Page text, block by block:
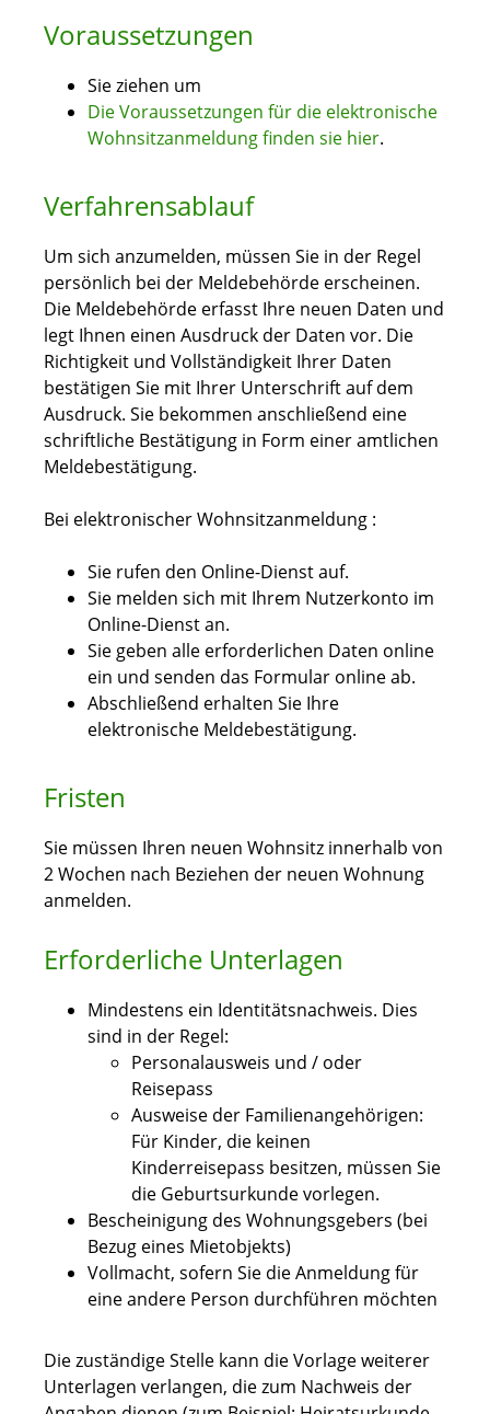
Voraussetzungen
Sie ziehen um
Die Voraussetzungen für die elektronische
Wohnsitzanmeldung finden sie hier.
Verfahrensablauf
Um sich anzumelden, müssen Sie in der Regel
persönlich bei der Meldebehörde erscheinen.
Die Meldebehörde erfasst Ihre neuen Daten und
legt Ihnen einen Ausdruck der Daten vor. Die
Richtigkeit und Vollständigkeit Ihrer Daten
bestätigen Sie mit Ihrer Unterschrift auf dem
Ausdruck. Sie bekommen anschließend eine
schriftliche Bestätigung in Form einer amtlichen
Meldebestätigung.
Bei elektronischer Wohnsitzanmeldung :
Sie rufen den Online-Dienst auf.
Sie melden sich mit Ihrem Nutzerkonto im
Online-Dienst an.
Sie geben alle erforderlichen Daten online
ein und senden das Formular online ab.
Abschließend erhalten Sie Ihre
elektronische Meldebestätigung.
Fristen
Sie müssen Ihren neuen Wohnsitz innerhalb von
2 Wochen nach Beziehen der neuen Wohnung
anmelden.
Erforderliche Unterlagen
Mindestens ein Identitätsnachweis. Dies
sind in der Regel:
Personalausweis und / oder
Reisepass
Ausweise der Familienangehörigen:
Für Kinder, die keinen
Kinderreisepass besitzen, müssen Sie
die Geburtsurkunde vorlegen.
Bescheinigung des Wohnungsgebers (bei
Bezug eines Mietobjekts)
Vollmacht, sofern Sie die Anmeldung für
eine andere Person durchführen möchten
Die zuständige Stelle kann die Vorlage weiterer
Unterlagen verlangen, die zum Nachweis der